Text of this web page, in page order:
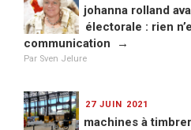
johanna rolland
électorale : rien
communication
Par Sven Jelure
27 JUIN 2021
machines à timbrer